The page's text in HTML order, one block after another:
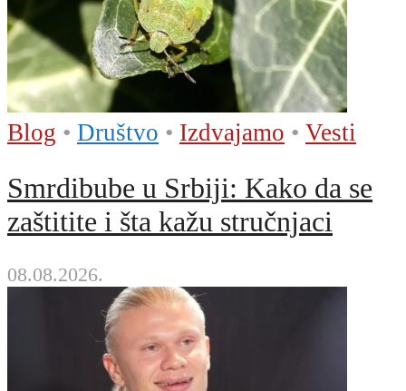
Blog • Društvo • Izdvajamo • Vesti
Smrdibube u Srbiji: Kako da se
zaštitite i šta kažu stručnjaci
08.08.2026.